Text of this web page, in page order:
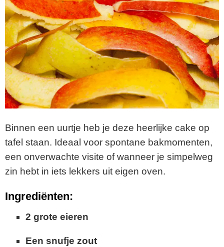
Binnen een uurtje heb je deze heerlijke cake op
tafel staan. Ideaal voor spontane bakmomenten,
een onverwachte visite of wanneer je simpelweg
zin hebt in iets lekkers uit eigen oven.
Ingrediënten:
2 grote eieren
Een snufje zout